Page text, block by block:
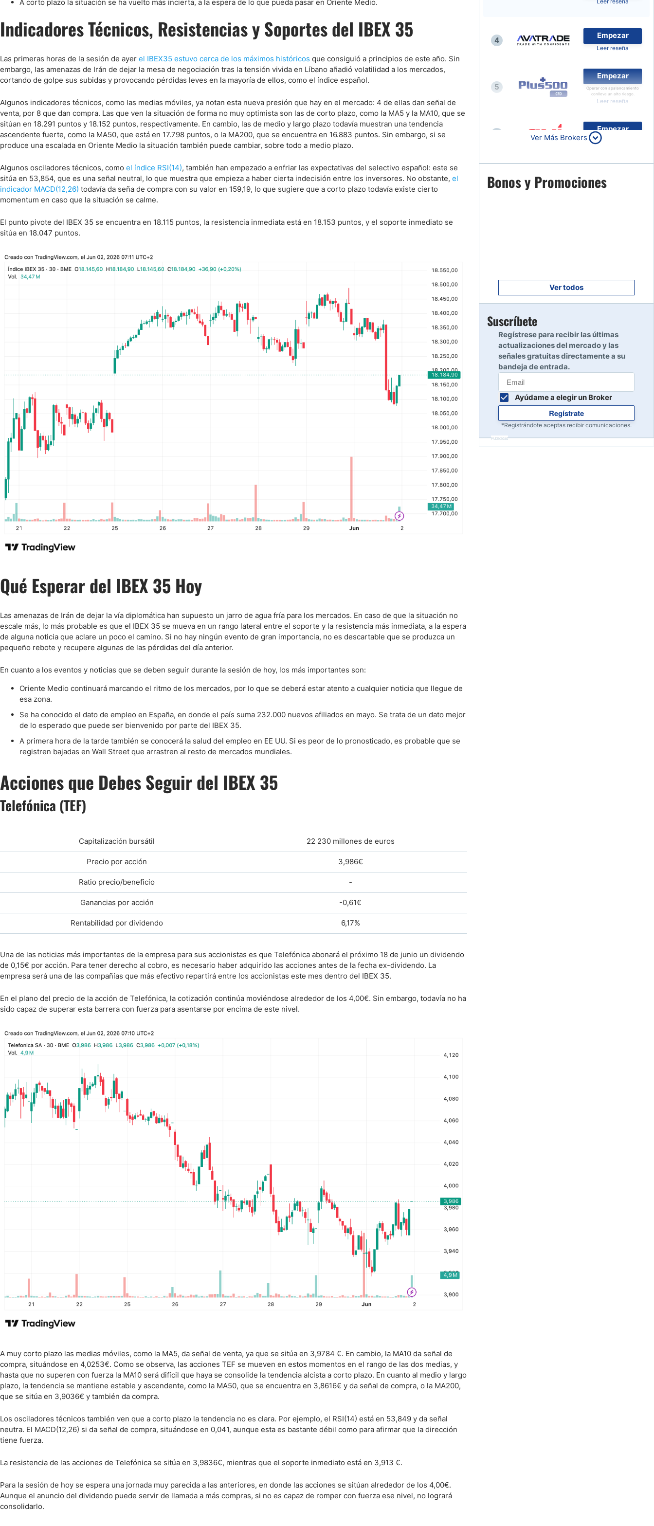
Peru
Latinoamérica
Bolivia
Estados Unidos
IBEX 35
Todos los índices
Acciones
Nvidia (NVDA)
Mercado Libre (MELI)
Banco Santander (SAN)
Todas las Acciones
A corto plazo la situación se ha vuelto más incierta, a la espera de lo que pueda pasar en Oriente Medio.
Indicadores Técnicos, Resistencias y Soportes del IBEX 35
Las primeras horas de la sesión de ayer el IBEX35 estuvo cerca de los máximos históricos que consiguió a principios de este año. Sin
embargo, las amenazas de Irán de dejar la mesa de negociación tras la tensión vivida en Líbano añadió volatilidad a los mercados,
cortando de golpe sus subidas y provocando pérdidas leves en la mayoría de ellos, como el índice español.
Algunos indicadores técnicos, como las medias móviles, ya notan esta nueva presión que hay en el mercado: 4 de ellas dan señal de
venta, por 8 que dan compra. Las que ven la situación de forma no muy optimista son las de corto plazo, como la MA5 y la MA10, que se
sitúan en 18.291 puntos y 18.152 puntos, respectivamente. En cambio, las de medio y largo plazo todavía muestran una tendencia
ascendente fuerte, como la MA50, que está en 17.798 puntos, o la MA200, que se encuentra en 16.883 puntos. Sin embargo, si se
produce una escalada en Oriente Medio la situación también puede cambiar, sobre todo a medio plazo.
Algunos osciladores técnicos, como el índice RSI(14), también han empezado a enfriar las expectativas del selectivo español: este se
sitúa en 53,854, que es una señal neutral, lo que muestra que empieza a haber cierta indecisión entre los inversores. No obstante, el
indicador MACD(12,26) todavía da seña de compra con su valor en 159,19, lo que sugiere que a corto plazo todavía existe cierto
momentum en caso que la situación se calme.
El punto pivote del IBEX 35 se encuentra en 18.115 puntos, la resistencia inmediata está en 18.153 puntos, y el soporte inmediato se
sitúa en 18.047 puntos.
Qué Esperar del IBEX 35 Hoy
Las amenazas de Irán de dejar la vía diplomática han supuesto un jarro de agua fría para los mercados. En caso de que la situación no
escale más, lo más probable es que el IBEX 35 se mueva en un rango lateral entre el soporte y la resistencia más inmediata, a la espera
de alguna noticia que aclare un poco el camino. Si no hay ningún evento de gran importancia, no es descartable que se produzca un
pequeño rebote y recupere algunas de las pérdidas del día anterior.
En cuanto a los eventos y noticias que se deben seguir durante la sesión de hoy, los más importantes son:
Oriente Medio continuará marcando el ritmo de los mercados, por lo que se deberá estar atento a cualquier noticia que llegue de
esa zona.
Se ha conocido el dato de empleo en España, en donde el país suma 232.000 nuevos afiliados en mayo. Se trata de un dato mejor
de lo esperado que puede ser bienvenido por parte del IBEX 35.
A primera hora de la tarde también se conocerá la salud del empleo en EE UU. Si es peor de lo pronosticado, es probable que se
registren bajadas en Wall Street que arrastren al resto de mercados mundiales.
Acciones que Debes Seguir del IBEX 35
Telefónica (TEF)
Capitalización bursátil 22 230 millones de euros
Precio por acción 3,986€
Ratio precio/beneficio -
Ganancias por acción -0,61€
Rentabilidad por dividendo 6,17%
Una de las noticias más importantes de la empresa para sus accionistas es que Telefónica abonará el próximo 18 de junio un dividendo
de 0,15€ por acción. Para tener derecho al cobro, es necesario haber adquirido las acciones antes de la fecha ex-dividendo. La
empresa será una de las compañías que más efectivo repartirá entre los accionistas este mes dentro del IBEX 35.
En el plano del precio de la acción de Telefónica, la cotización continúa moviéndose alrededor de los 4,00€. Sin embargo, todavía no ha
sido capaz de superar esta barrera con fuerza para asentarse por encima de este nivel.
A muy corto plazo las medias móviles, como la MA5, da señal de venta, ya que se sitúa en 3,9784 €. En cambio, la MA10 da señal de
compra, situándose en 4,0253€. Como se observa, las acciones TEF se mueven en estos momentos en el rango de las dos medias, y
hasta que no superen con fuerza la MA10 será difícil que haya se consolide la tendencia alcista a corto plazo. En cuanto al medio y largo
plazo, la tendencia se mantiene estable y ascendente, como la MA50, que se encuentra en 3,8616€ y da señal de compra, o la MA200,
que se sitúa en 3,9036€ y también da compra.
Los osciladores técnicos también ven que a corto plazo la tendencia no es clara. Por ejemplo, el RSI(14) está en 53,849 y da señal
neutra. El MACD(12,26) si da señal de compra, situándose en 0,041, aunque esta es bastante débil como para afirmar que la dirección
tiene fuerza.
La resistencia de las acciones de Telefónica se sitúa en 3,9836€, mientras que el soporte inmediato está en 3,913 €.
Para la sesión de hoy se espera una jornada muy parecida a las anteriores, en donde las acciones se sitúan alrededor de los 4,00€.
Aunque el anuncio del dividendo puede servir de llamada a más compras, si no es capaz de romper con fuerza ese nivel, no logrará
consolidarlo.
4
Empezar
Leer reseña
5
Empezar
Operar con apalancamiento
conlleva un alto riesgo.
Leer reseña
Empezar
Leer reseña
7
Leer reseña
Leer reseña
10
Ver Más Brokers
Bonos y Promociones
Ver todos
Suscríbete
Regístrese para recibir las últimas
actualizaciones del mercado y las
señales gratuitas directamente a su
bandeja de entrada.
Ayúdame a elegir un Broker
Regístrate
*Registrándote aceptas recibir comunicaciones.
Publicidad